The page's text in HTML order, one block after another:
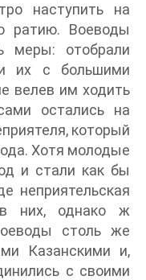
наступить на
ратию. Воеводы
меры: отобрали
их с большими
велев им ходить
остались на
который
Хотя молодые
и стали как бы
неприятельская
в них, однако ж
столь же
Казанскими и,
с своими